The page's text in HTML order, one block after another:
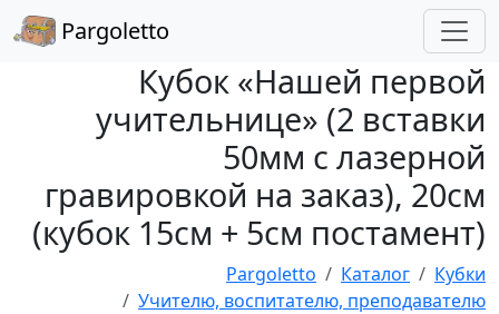
Pargoletto
Кубок «Нашей первой
учительнице» (2 вставки
50мм с лазерной
гравировкой на заказ), 20см
(кубок 15см + 5см постамент)
Pargoletto Каталог
Кубки
Учителю, воспитателю, преподавателю